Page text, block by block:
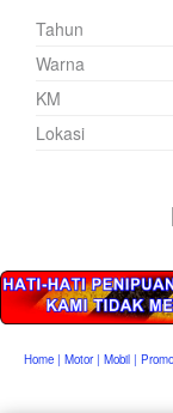
Tahun
Warna
KM
Lokasi
Home| Motor| Mobil| Promo